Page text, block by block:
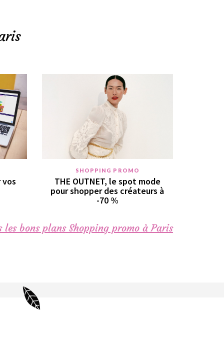
vos
SHOPPING PROMO
THE OUTNET, le spot mode
pour shopper des créateurs à
-70 %
les bons plans Shopping promo à Paris